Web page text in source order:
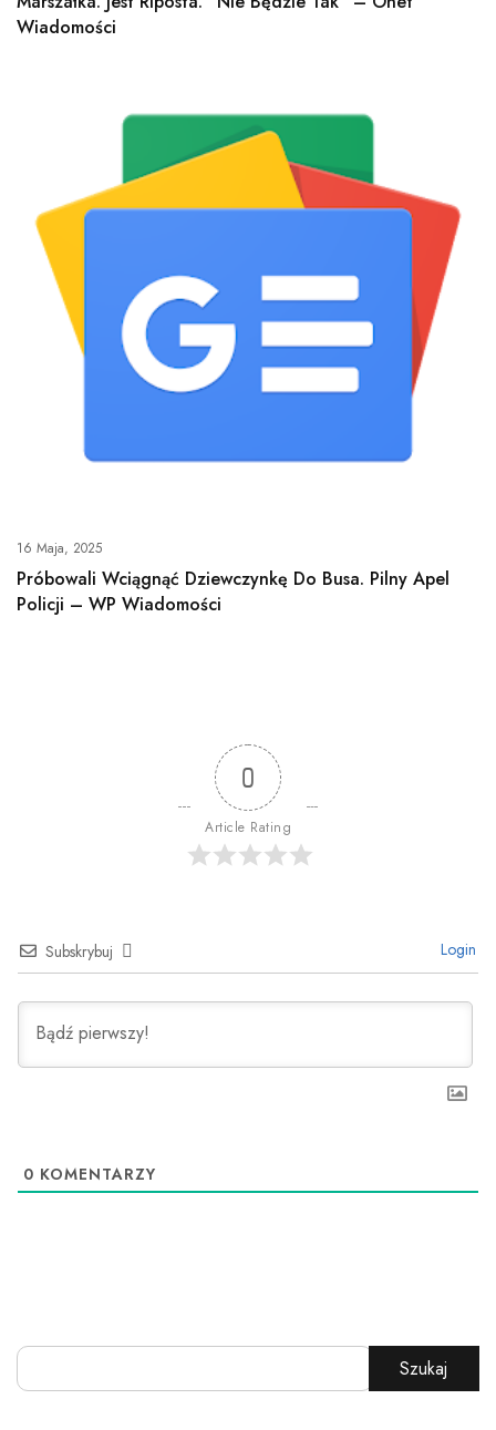
Wiadomości
16 Maja, 2025
Próbowali Wciągnąć Dziewczynkę Do Busa. Pilny Apel
Policji – WP Wiadomości
0
Article Rating
Subskrybuj Login
0 KOMENTARZY
Szukaj